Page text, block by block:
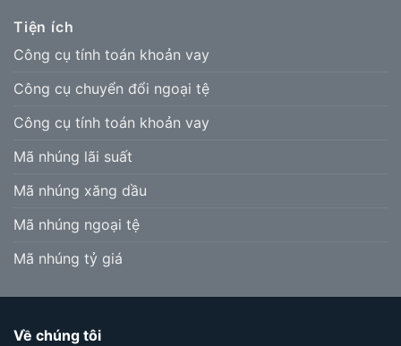
Tiện ích
Công cụ tính toán khoản vay
Công cụ chuyển đổi ngoại tệ
Công cụ tính toán khoản vay
Mã nhúng lãi suất
Mã nhúng xăng dầu
Mã nhúng ngoại tệ
Mã nhúng tỷ giá
Về chúng tôi